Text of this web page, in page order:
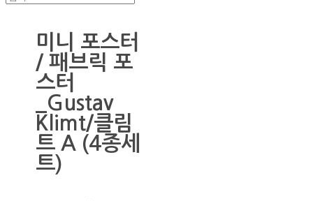
미니 포스터
/ 패브릭 포
스터
_Gustav
Klimt/클림
트 A (4종세
트)